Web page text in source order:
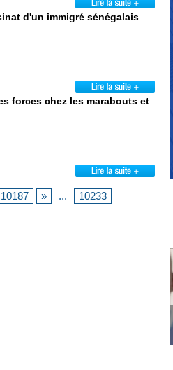
d'un immigré sénégalais
forces chez les marabouts et
10187 » ... 10233